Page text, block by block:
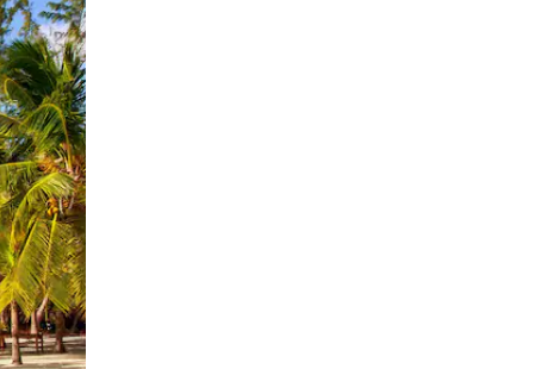
pomocou dotykových gest či potiahnutia prstom.